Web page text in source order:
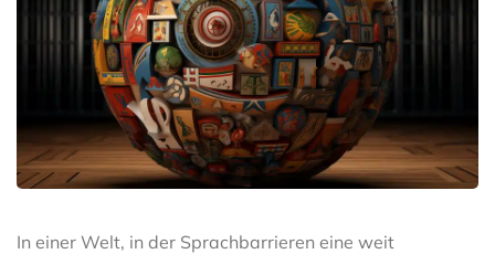
In einer Welt, in der Sprachbarrieren eine weit